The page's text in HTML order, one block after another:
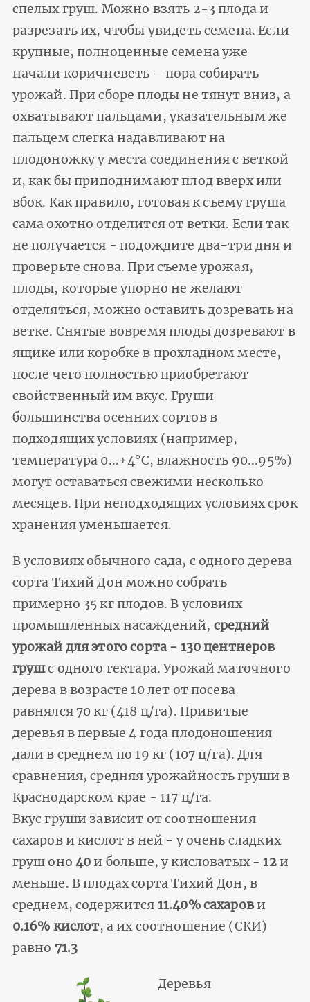
спелых груш. Можно взять 2-3 плода и
разрезать их, чтобы увидеть семена. Если
крупные, полноценные семена уже
начали коричневеть – пора собирать
урожай. При сборе плоды не тянут вниз, а
охватывают пальцами, указательным же
пальцем слегка надавливают на
плодоножку у места соединения с веткой
и, как бы приподнимают плод вверх или
вбок. Как правило, готовая к съему груша
сама охотно отделится от ветки. Если так
не получается - подождите два-три дня и
проверьте снова. При съеме урожая,
плоды, которые упорно не желают
отделяться, можно оставить дозревать на
ветке. Снятые вовремя плоды дозревают в
ящике или коробке в прохладном месте,
после чего полностью приобретают
свойственный им вкус. Груши
большинства осенних сортов в
подходящих условиях (например,
температура 0...+4°С, влажность 90...95%)
могут оставаться свежими несколько
месяцев. При неподходящих условиях срок
хранения уменьшается.
В условиях обычного сада, с одного дерева
сорта Тихий Дон можно собрать
примерно 35 кг плодов. В условиях
промышленных насаждений, средний
урожай для этого сорта - 130 центнеров
грушс одного гектара. Урожай маточного
дерева в возрасте 10 лет от посева
равнялся 70 кг (418 ц/га). Привитые
деревья в первые 4 года плодоношения
дали в среднем по 19 кг (107 ц/га). Для
сравнения, средняя урожайность груши в
Краснодарском крае - 117 ц/га.
Вкус груши зависит от соотношения
сахаров и кислот в ней - у очень сладких
груш оно40и больше, у кисловатых -12и
меньше. В плодах сорта Тихий Дон, в
среднем, содержится 11.40% сахарови
0.16% кислот, а их соотношение (СКИ)
равно 71.3
Деревья